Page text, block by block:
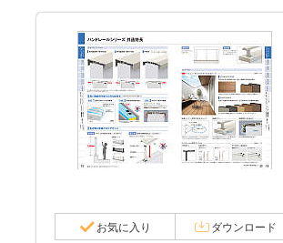
お気に入り ダウンロード